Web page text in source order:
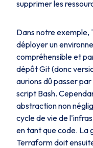
supprimer les
Dans notre exemple,
déployer un
compréhensible et
dépôt Git (donc
aurions dû passer
script Bash.
abstraction non
cycle de vie de
en tant que code. La
Terraform doit